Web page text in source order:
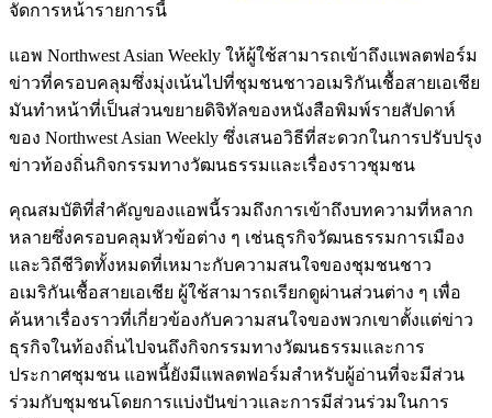
จัดการหน้ารายการนี้
แอพ Northwest Asian Weekly ให้ผู้ใช้สามารถเข้าถึงแพลตฟอร์ม
ข่าวที่ครอบคลุมซึ่งมุ่งเน้นไปที่ชุมชนชาวอเมริกันเชื้อสายเอเชีย
มันทำหน้าที่เป็นส่วนขยายดิจิทัลของหนังสือพิมพ์รายสัปดาห์
ของ Northwest Asian Weekly ซึ่งเสนอวิธีที่สะดวกในการปรับปรุง
ข่าวท้องถิ่นกิจกรรมทางวัฒนธรรมและเรื่องราวชุมชน
คุณสมบัติที่สำคัญของแอพนี้รวมถึงการเข้าถึงบทความที่หลาก
หลายซึ่งครอบคลุมหัวข้อต่าง ๆ เช่นธุรกิจวัฒนธรรมการเมือง
และวิถีชีวิตทั้งหมดที่เหมาะกับความสนใจของชุมชนชาว
อเมริกันเชื้อสายเอเชีย ผู้ใช้สามารถเรียกดูผ่านส่วนต่าง ๆ เพื่อ
ค้นหาเรื่องราวที่เกี่ยวข้องกับความสนใจของพวกเขาตั้งแต่ข่าว
ธุรกิจในท้องถิ่นไปจนถึงกิจกรรมทางวัฒนธรรมและการ
ประกาศชุมชน แอพนี้ยังมีแพลตฟอร์มสำหรับผู้อ่านที่จะมีส่วน
ร่วมกับชุมชนโดยการแบ่งปันข่าวและการมีส่วนร่วมในการ